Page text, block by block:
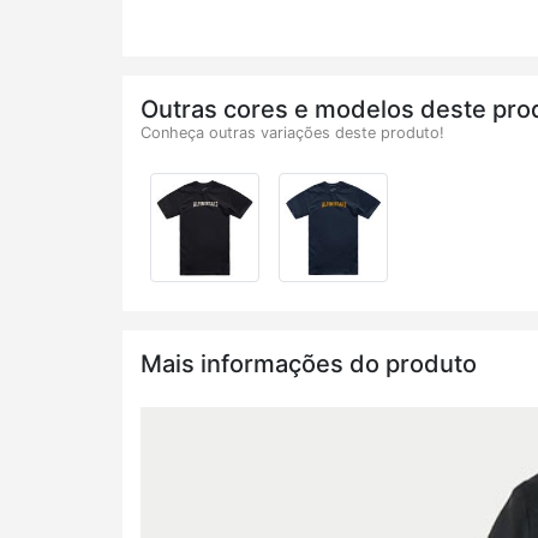
Outras cores e modelos deste
Conheça outras variações deste produto!
Mais informações do produto